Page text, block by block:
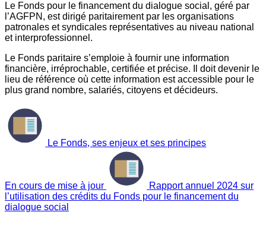
Le Fonds pour le financement du dialogue social, géré par
l’AGFPN, est dirigé paritairement par les organisations
patronales et syndicales représentatives au niveau national
et interprofessionnel.
Le Fonds paritaire s’emploie à fournir une information
financière, irréprochable, certifiée et précise. Il doit devenir le
lieu de référence où cette information est accessible pour le
plus grand nombre, salariés, citoyens et décideurs.
Le Fonds, ses enjeux et ses principes
En cours de mise à jour
Rapport annuel 2024 sur
l’utilisation des crédits du Fonds pour le financement du
dialogue social